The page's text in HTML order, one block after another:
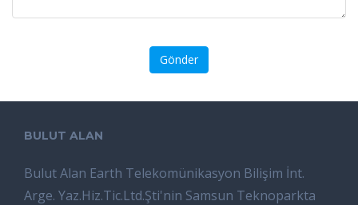
Gönder
BULUT ALAN
Bulut Alan Earth Telekomünikasyon Bilişim İnt.
Arge. Yaz.Hiz.Tic.Ltd.Şti'nin Samsun Teknoparkta